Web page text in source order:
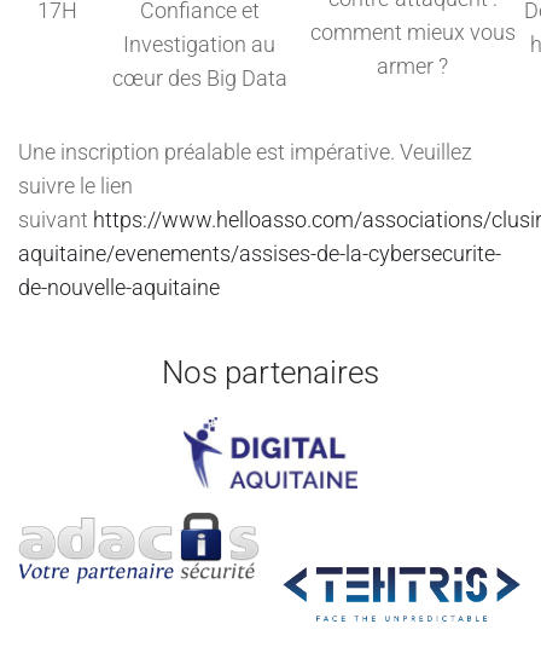
17H
Confiance et
Investigation au
cœur des Big Data
comment mieux vous
armer ?
Une inscription préalable est impérative. Veuillez
suivre le lien
suivant https://www.helloasso.com/associations/
aquitaine/evenements/assises-de-la-cybersecurite-
de-nouvelle-aquitaine
Nos partenaires